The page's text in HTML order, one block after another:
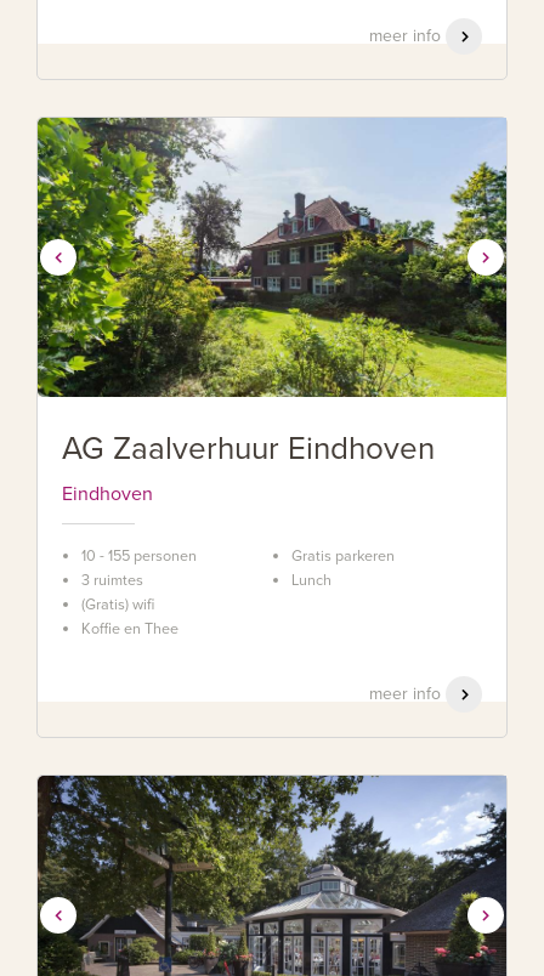
meer info
AG Zaalverhuur Eindhoven
Eindhoven
10 - 155 personen
3 ruimtes
(Gratis) wifi
Koffie en Thee
Gratis parkeren
Lunch
meer info